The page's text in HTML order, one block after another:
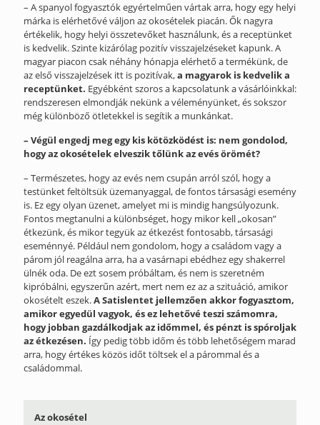
– A spanyol fogyasztók egyértelműen vártak arra, hogy egy helyi
márka is elérhetővé váljon az okosételek piacán. Ők nagyra
értékelik, hogy helyi összetevőket használunk, és a receptünket
is kedvelik. Szinte kizárólag pozitív visszajelzéseket kapunk. A
magyar piacon csak néhány hónapja elérhető a termékünk, de
az első visszajelzések itt is pozitívak,a magyarok is kedvelik a
receptünket. Egyébként szoros a kapcsolatunk a vásárlóinkkal:
rendszeresen elmondják nekünk a véleményünket, és sokszor
még különböző ötletekkel is segítik a munkánkat.
– Végül engedj meg egy kis kötözködést is: nem gondolod,
hogy az okosételek elveszik tőlünk az evés örömét?
– Természetes, hogy az evés nem csupán arról szól, hogy a
testünket feltöltsük üzemanyaggal, de fontos társasági esemény
is. Ez egy olyan üzenet, amelyet mi is mindig hangsúlyozunk.
Fontos megtanulni a különbséget, hogy mikor kell „okosan”
étkezünk, és mikor tegyük az étkezést fontosabb, társasági
eseménnyé. Például nem gondolom, hogy a családom vagy a
párom jól reagálna arra, ha a vasárnapi ebédhez egy shakerrel
ülnék oda. De ezt sosem próbáltam, és nem is szeretném
kipróbálni, egyszerűn azért, mert nem ez az a szituáció, amikor
okosételt eszek.A Satislentet jellemzően akkor fogyasztom,
amikor egyedül vagyok, és ez lehetővé teszi számomra,
hogy jobban gazdálkodjak az időmmel, és pénzt is spóroljak
az étkezésen. Így pedig több időm és több lehetőségem marad
arra, hogy értékes közös időt töltsek el a párommal és a
családommal.
Az okosétel